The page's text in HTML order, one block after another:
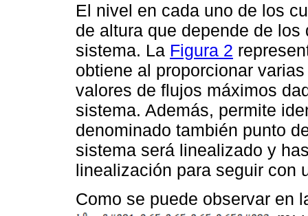
El nivel en cada uno de los
de altura que depende de
sistema. La Figura 2
obtiene al proporcionar
valores de flujos máximos
sistema. Además, permite
denominado también punto
sistema será linealizado y
linealización para seguir con
Como se puede observar en